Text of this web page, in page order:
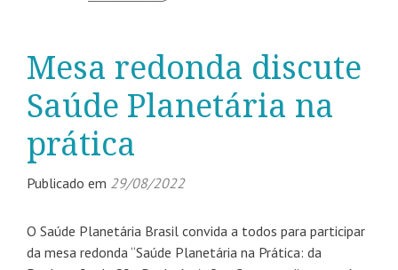
Mesa redonda discute
Saúde Planetária na
prática
Publicado em 29/08/2022
O Saúde Planetária Brasil convida a todos para participar
da mesa redonda “Saúde Planetária na Prática: da